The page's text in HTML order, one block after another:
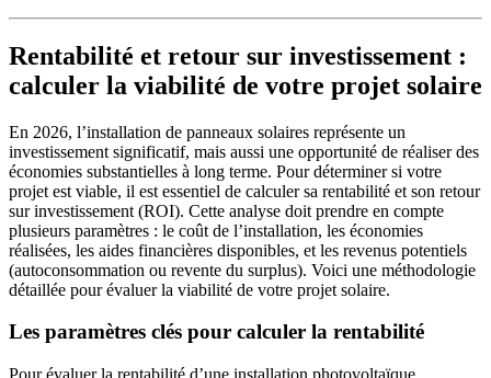
Rentabilité et retour sur investissement :
calculer la viabilité de votre projet solaire
En 2026, l’installation de panneaux solaires représente un
investissement significatif, mais aussi une opportunité de réaliser des
économies substantielles à long terme. Pour déterminer si votre
projet est viable, il est essentiel de calculer sa rentabilité et son retour
sur investissement (ROI). Cette analyse doit prendre en compte
plusieurs paramètres : le coût de l’installation, les économies
réalisées, les aides financières disponibles, et les revenus potentiels
(autoconsommation ou revente du surplus). Voici une méthodologie
détaillée pour évaluer la viabilité de votre projet solaire.
Les paramètres clés pour calculer la rentabilité